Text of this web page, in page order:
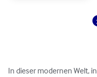
In dieser modernen Welt,